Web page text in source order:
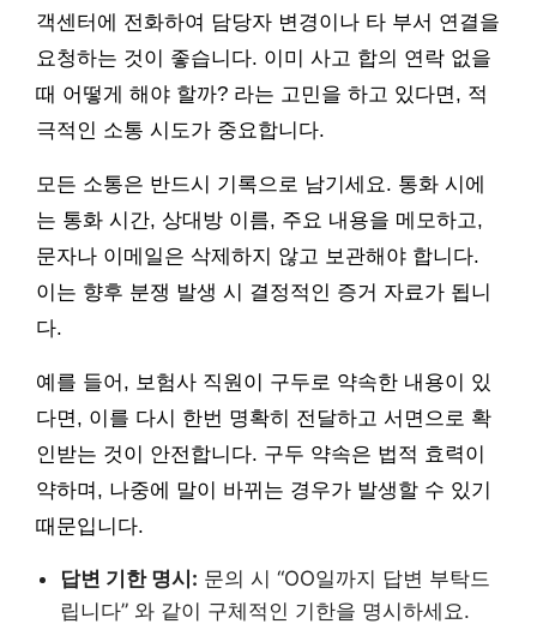
객센터에 전화하여 담당자 변경이나 타 부서 연결을
요청하는 것이 좋습니다. 이미 사고 합의 연락 없을
때 어떻게 해야 할까? 라는 고민을 하고 있다면, 적
극적인 소통 시도가 중요합니다.
모든 소통은 반드시 기록으로 남기세요. 통화 시에
는 통화 시간, 상대방 이름, 주요 내용을 메모하고,
문자나 이메일은 삭제하지 않고 보관해야 합니다.
이는 향후 분쟁 발생 시 결정적인 증거 자료가 됩니
다.
예를 들어, 보험사 직원이 구두로 약속한 내용이 있
다면, 이를 다시 한번 명확히 전달하고 서면으로 확
인받는 것이 안전합니다. 구두 약속은 법적 효력이
약하며, 나중에 말이 바뀌는 경우가 발생할 수 있기
때문입니다.
답변 기한 명시: 문의 시 “OO일까지 답변 부탁드
립니다” 와 같이 구체적인 기한을 명시하세요.